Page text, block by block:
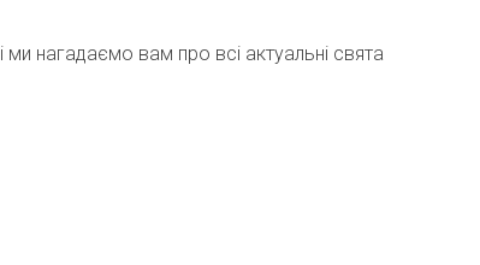
і ми нагадаємо вам про всі актуальні свята